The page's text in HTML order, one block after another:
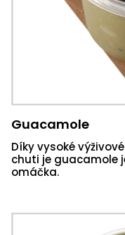
Guacamole
Díky vysoké
chuti je guacamole
omáčka.